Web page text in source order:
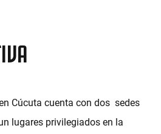
Cúcuta cuenta con dos sedes
lugares privilegiados en la